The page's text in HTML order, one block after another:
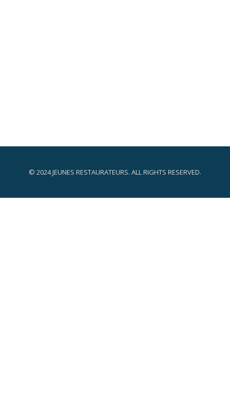
© 2024 JEUNES RESTAURATEURS. ALL RIGHTS RESERVED.